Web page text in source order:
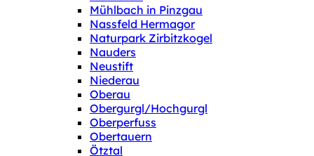
Mühlbach in Pinzgau
Nassfeld Hermagor
Naturpark Zirbitzkogel
Nauders
Neustift
Niederau
Oberau
Obergurgl/Hochgurgl
Oberperfuss
Obertauern
Ötztal